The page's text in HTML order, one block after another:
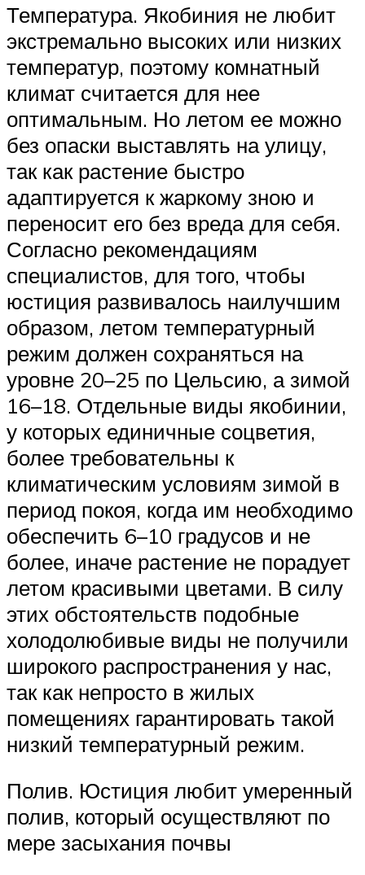
Температура. Якобиния не любит
экстремально высоких или низких
температур, поэтому комнатный
климат считается для нее
оптимальным. Но летом ее можно
без опаски выставлять на улицу,
так как растение быстро
адаптируется к жаркому зною и
переносит его без вреда для себя.
Согласно рекомендациям
специалистов, для того, чтобы
юстиция развивалось наилучшим
образом, летом температурный
режим должен сохраняться на
уровне 20–25 по Цельсию, а зимой
16–18. Отдельные виды якобинии,
у которых единичные соцветия,
более требовательны к
климатическим условиям зимой в
период покоя, когда им необходимо
обеспечить 6–10 градусов и не
более, иначе растение не порадует
летом красивыми цветами. В силу
этих обстоятельств подобные
холодолюбивые виды не получили
широкого распространения у нас,
так как непросто в жилых
помещениях гарантировать такой
низкий температурный режим.
Полив. Юстиция любит умеренный
полив, который осуществляют по
мере засыхания почвы